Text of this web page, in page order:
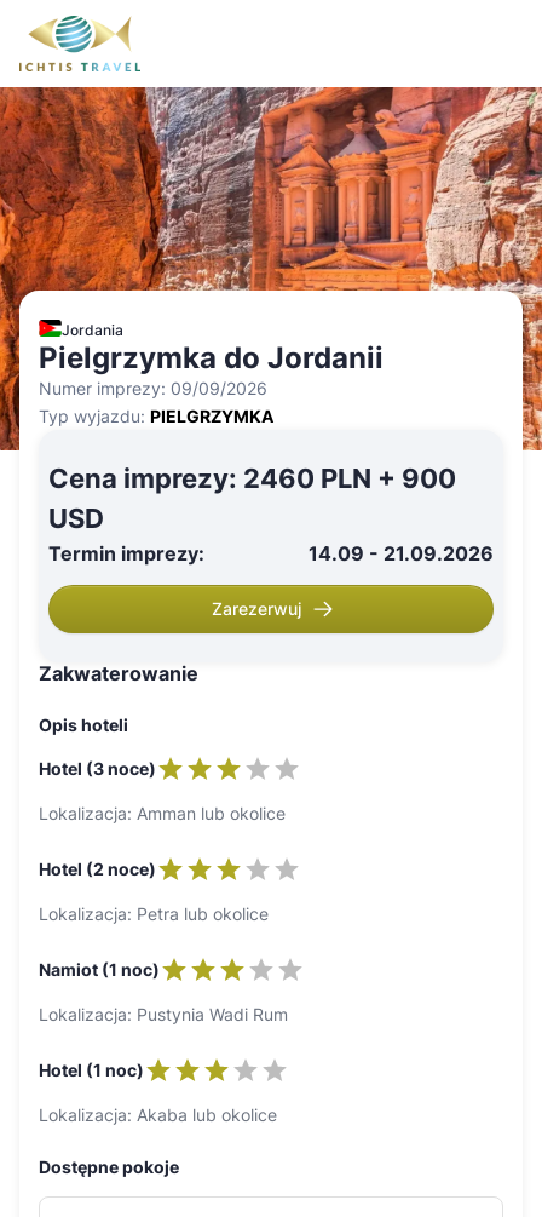
Jordania
Pielgrzymka do Jordanii
Numer imprezy: 09/09/2026
Typ wyjazdu: PIELGRZYMKA
Cena imprezy: 2460 PLN + 900
USD
Termin imprezy: 14.09 - 21.09.2026
Zarezerwuj
Zakwaterowanie
Opis hoteli
Hotel (3 noce)
Lokalizacja: Amman lub okolice
Hotel (2 noce)
Lokalizacja: Petra lub okolice
Namiot (1 noc)
Lokalizacja: Pustynia Wadi Rum
Hotel (1 noc)
Lokalizacja: Akaba lub okolice
Dostępne pokoje